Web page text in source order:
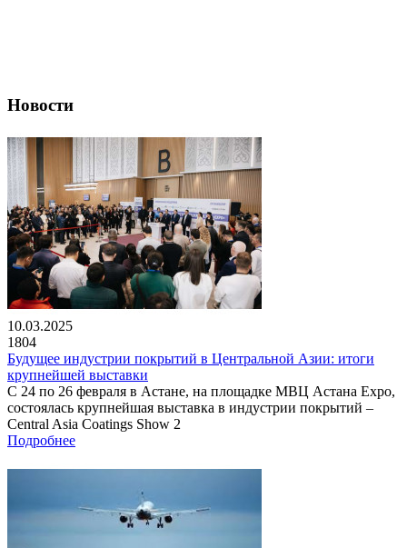
Новости
10.03.2025
1804
Будущее индустрии покрытий в Центральной Азии: итоги
крупнейшей выставки
С 24 по 26 февраля в Астане, на площадке МВЦ Астана Expo,
состоялась крупнейшая выставка в индустрии покрытий –
Central Asia Coatings Show 2
Подробнее